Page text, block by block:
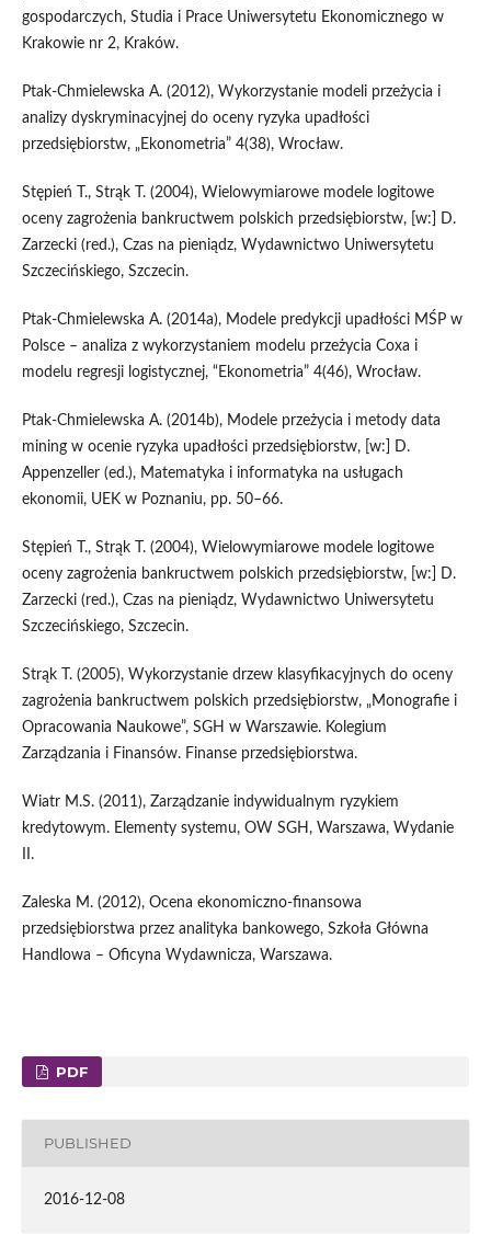
gospodarczych, Studia i Prace Uniwersytetu Ekonomicznego w
Krakowie nr 2, Kraków.
Ptak-Chmielewska A. (2012), Wykorzystanie modeli przeżycia i
analizy dyskryminacyjnej do oceny ryzyka upadłości
przedsiębiorstw, „Ekonometria” 4(38), Wrocław.
Stępień T., Strąk T. (2004), Wielowymiarowe modele logitowe
oceny zagrożenia bankructwem polskich przedsiębiorstw, [w:] D.
Zarzecki (red.), Czas na pieniądz, Wydawnictwo Uniwersytetu
Szczecińskiego, Szczecin.
Ptak-Chmielewska A. (2014a), Modele predykcji upadłości MŚP w
Polsce – analiza z wykorzystaniem modelu przeżycia Coxa i
modelu regresji logistycznej, “Ekonometria” 4(46), Wrocław.
Ptak-Chmielewska A. (2014b), Modele przeżycia i metody data
mining w ocenie ryzyka upadłości przedsiębiorstw, [w:] D.
Appenzeller (ed.), Matematyka i informatyka na usługach
ekonomii, UEK w Poznaniu, pp. 50–66.
Stępień T., Strąk T. (2004), Wielowymiarowe modele logitowe
oceny zagrożenia bankructwem polskich przedsiębiorstw, [w:] D.
Zarzecki (red.), Czas na pieniądz, Wydawnictwo Uniwersytetu
Szczecińskiego, Szczecin.
Strąk T. (2005), Wykorzystanie drzew klasyfikacyjnych do oceny
zagrożenia bankructwem polskich przedsiębiorstw, „Monografie i
Opracowania Naukowe”, SGH w Warszawie. Kolegium
Zarządzania i Finansów. Finanse przedsiębiorstwa.
Wiatr M.S. (2011), Zarządzanie indywidualnym ryzykiem
kredytowym. Elementy systemu, OW SGH, Warszawa, Wydanie
II.
Zaleska M. (2012), Ocena ekonomiczno-finansowa
przedsiębiorstwa przez analityka bankowego, Szkoła Główna
Handlowa – Oficyna Wydawnicza, Warszawa.
PDF
PUBLISHED
2016-12-08